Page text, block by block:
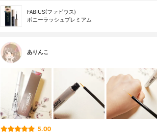
FABIUS(ファビウス)
ボニーラッシュプレミアム
ありんこ
5.00